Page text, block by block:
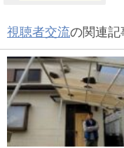
視聴者交流の関連記